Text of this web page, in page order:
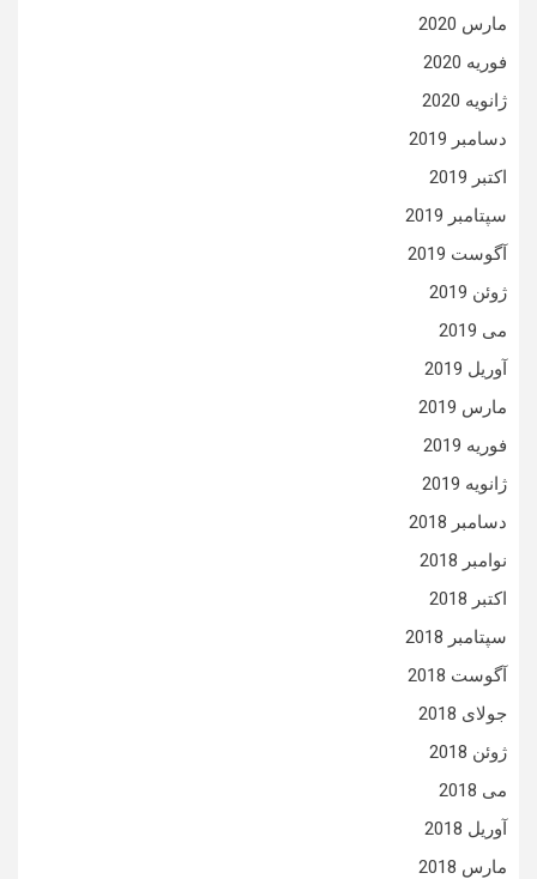
مارس 2020
فوریه 2020
ژانویه 2020
دسامبر 2019
اکتبر 2019
سپتامبر 2019
آگوست 2019
ژوئن 2019
می 2019
آوریل 2019
مارس 2019
فوریه 2019
ژانویه 2019
دسامبر 2018
نوامبر 2018
اکتبر 2018
سپتامبر 2018
آگوست 2018
جولای 2018
ژوئن 2018
می 2018
آوریل 2018
مارس 2018